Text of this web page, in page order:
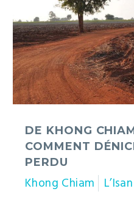
Bangkok
:
ou
comment
dénicher
un
temple
DE KHONG
COMMENT
PERDU
Khong Chiam L’Isan